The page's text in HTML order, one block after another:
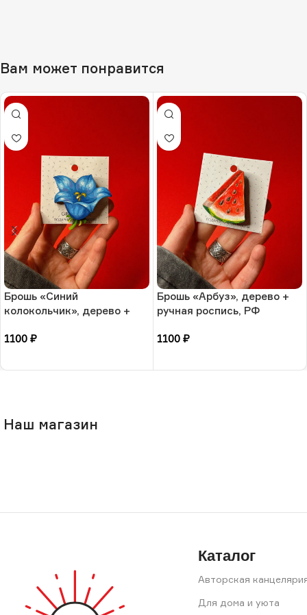
Вам может понравится
Брошь «Синий
колокольчик», дерево +
1100 ₽
Брошь «Арбуз», дерево +
ручная роспись, РФ
1100 ₽
Наш магазин
Каталог
Авторская
Для дома и уюта